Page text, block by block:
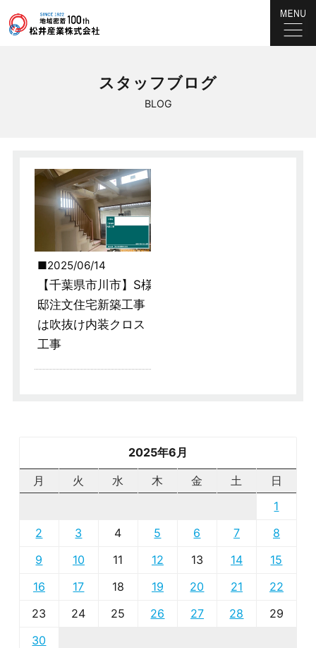
BLOG
スタッフブログ
2025/06/14
【千葉県市川市】S様
邸注文住宅新築工事
は吹抜け内装クロス
工事
2025年6月
月
火 水 木 金 土
日
1
2
3 4 5 6 7
8
9
10 11 12 13 14
15
16
17 18 19 20 21
22
23
24 25 26 27 28
29
30